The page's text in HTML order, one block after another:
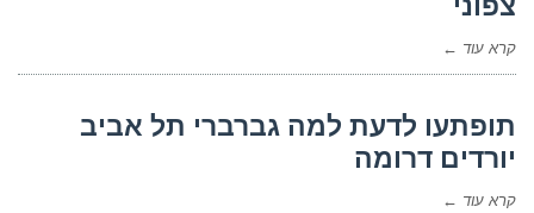
צפוני
קרא עוד ←
תופתעו לדעת למה גברברי תל אביב
יורדים דרומה
קרא עוד ←